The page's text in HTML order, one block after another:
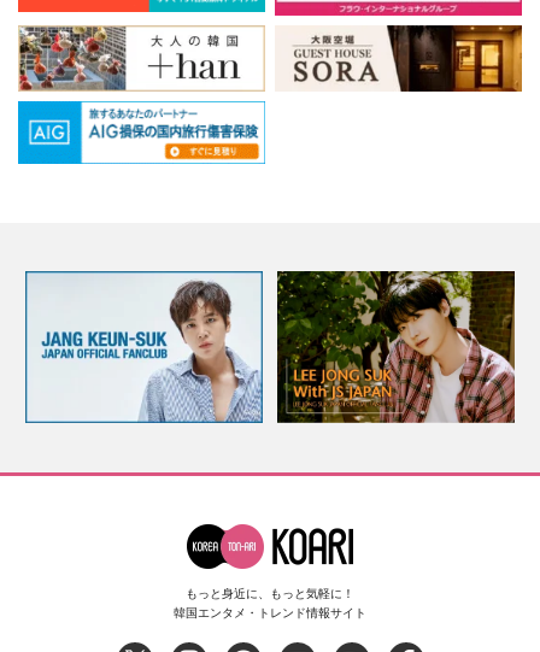
もっと身近に、もっと気軽に！
韓国エンタメ・トレンド情報サイト